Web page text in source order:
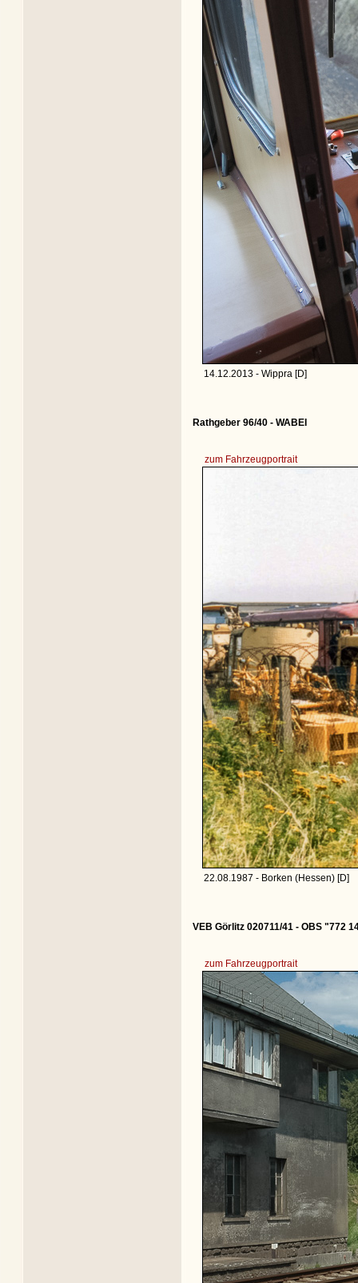
14.12.2013 - Wippra [D]
Rathgeber 96/40 - WABEI
zum Fahrzeugportrait
22.08.1987 - Borken (Hessen) [D]
VEB Görlitz 020711/41 - OBS "772
zum Fahrzeugportrait